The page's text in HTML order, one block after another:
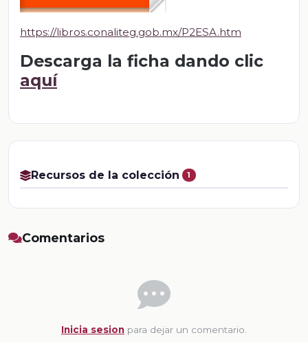
https://libros.conaliteg.gob.mx/P2ESA.htm
Descarga la ficha dando clic
aquí
Recursos de la colección 1
Comentarios
Inicia sesion para dejar un comentario.